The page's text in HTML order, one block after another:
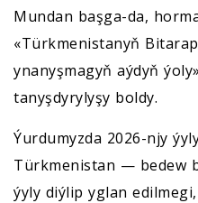
Mundan başga-da,
«Türkmenistanyň
ynanyşmagyň aýdyň
tanyşdyrylyşy boldy.
Ýurdumyzda 2026-njy
Türkmenistan — bedew
ýyly diýlip yglan